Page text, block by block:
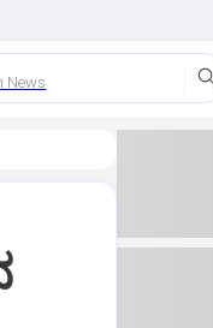
News